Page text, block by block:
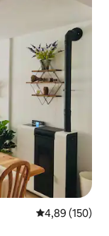
Évaluation
4,89 (150)